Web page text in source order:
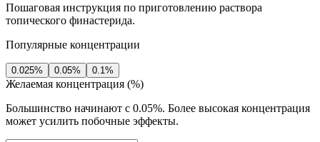
Пошаговая инструкция по приготовлению раствора
топического финастерида.
Популярные концентрации
0.025% 0.05% 0.1%
Желаемая концентрация (%)
Большинство начинают с 0.05%. Более высокая концентрация
может усилить побочные эффекты.